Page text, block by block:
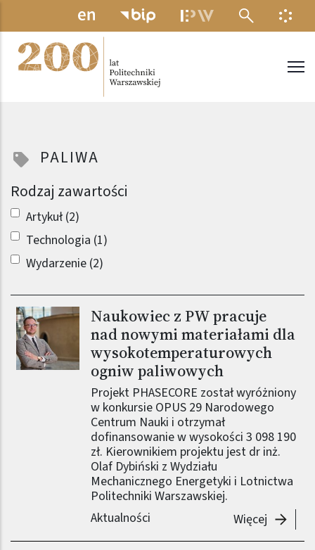
Przejdź do treści
MENU
PALIWA
Rodzaj zawartości
Artykuł (2)
Technologia (1)
Wydarzenie (2)
Obraz (old)
Naukowiec z PW pracuje
nad nowymi materiałami dla
wysokotemperaturowych
ogniw paliwowych
Projekt PHASECORE został wyróżniony
w konkursie OPUS 29 Narodowego
Centrum Nauki i otrzymał
dofinansowanie w wysokości 3 098 190
zł. Kierownikiem projektu jest dr inż.
Olaf Dybiński z Wydziału
Mechanicznego Energetyki i Lotnictwa
Politechniki Warszawskiej.
Aktualności
Więcej